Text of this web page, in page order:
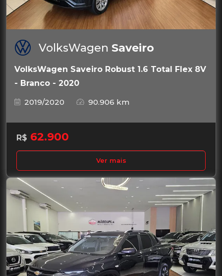
VolksWagen Saveiro
VolksWagen Saveiro Robust 1.6 Total Flex 8V
- Branco - 2020
2019/2020
90.906 km
R$ 62.900
Ver mais